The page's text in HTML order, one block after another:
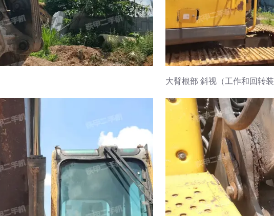
大臂根部 斜视（工作和回转